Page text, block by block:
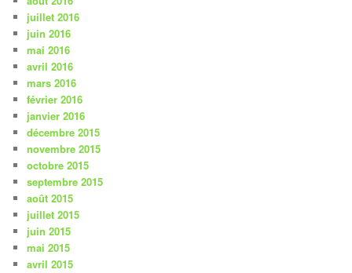
juillet 2016
juin 2016
mai 2016
avril 2016
mars 2016
février 2016
janvier 2016
décembre 2015
novembre 2015
octobre 2015
septembre 2015
août 2015
juillet 2015
juin 2015
mai 2015
avril 2015